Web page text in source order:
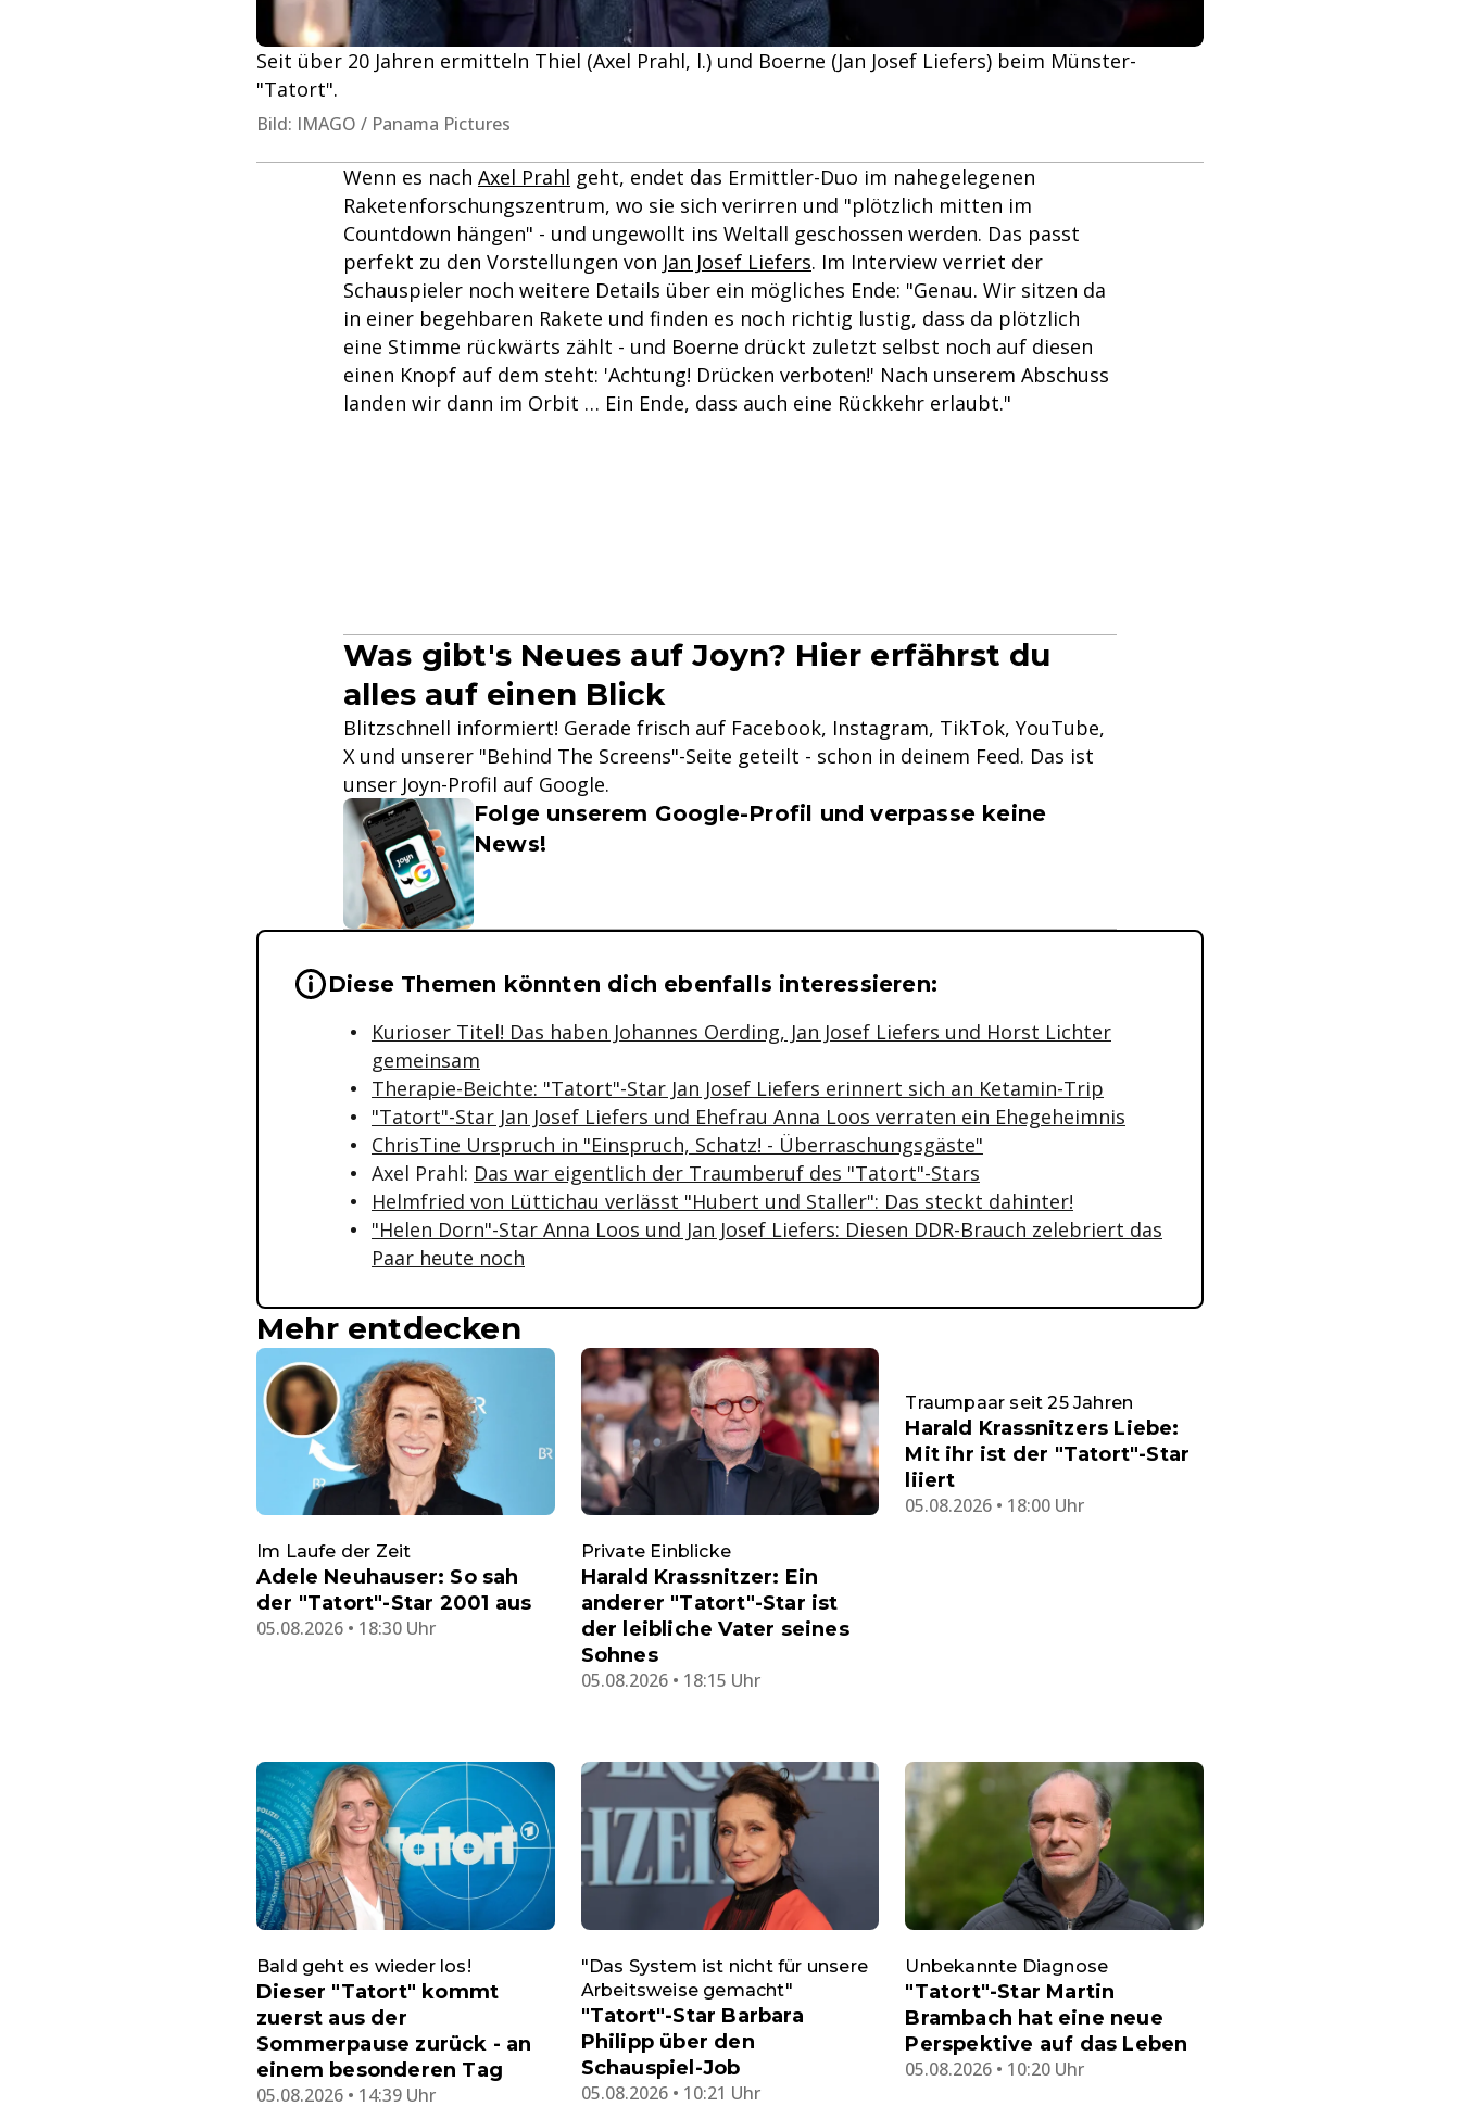
Seit über 20 Jahren ermitteln Thiel (Axel Prahl, l.) und Boerne (Jan Josef Liefers) beim Münster-
"Tatort".
Bild: IMAGO / Panama Pictures
Wenn es nach Axel Prahl geht, endet das Ermittler-Duo im nahegelegenen
Raketenforschungszentrum, wo sie sich verirren und "plötzlich mitten im
Countdown hängen" - und ungewollt ins Weltall geschossen werden. Das passt
perfekt zu den Vorstellungen von Jan Josef Liefers. Im Interview verriet der
Schauspieler noch weitere Details über ein mögliches Ende: "Genau. Wir sitzen da
in einer begehbaren Rakete und finden es noch richtig lustig, dass da plötzlich
eine Stimme rückwärts zählt - und Boerne drückt zuletzt selbst noch auf diesen
einen Knopf auf dem steht: 'Achtung! Drücken verboten!' Nach unserem Abschuss
landen wir dann im Orbit … Ein Ende, dass auch eine Rückkehr erlaubt."
Was gibt's Neues auf Joyn? Hier erfährst du
alles auf einen Blick
Blitzschnell informiert! Gerade frisch auf Facebook, Instagram, TikTok, YouTube,
X und unserer "Behind The Screens"-Seite geteilt - schon in deinem Feed. Das ist
unser Joyn-Profil auf Google.
Folge unserem Google-Profil und verpasse keine
News!
Wichtige Hinweise & Informationen zum Inhalt
Diese Themen könnten dich ebenfalls interessieren:
Kurioser Titel! Das haben Johannes Oerding, Jan Josef Liefers und Horst Lichter
gemeinsam
Therapie-Beichte: "Tatort"-Star Jan Josef Liefers erinnert sich an Ketamin-Trip
"Tatort"-Star Jan Josef Liefers und Ehefrau Anna Loos verraten ein Ehegeheimnis
ChrisTine Urspruch in "Einspruch, Schatz! - Überraschungsgäste"
Axel Prahl: Das war eigentlich der Traumberuf des "Tatort"-Stars
Helmfried von Lüttichau verlässt "Hubert und Staller": Das steckt dahinter!
"Helen Dorn"-Star Anna Loos und Jan Josef Liefers: Diesen DDR-Brauch zelebriert das
Paar heute noch
Mehr entdecken
Im Laufe der Zeit
Adele Neuhauser: So sah
der "Tatort"-Star 2001 aus
05.08.2026 • 18:30 Uhr
Private Einblicke
Harald Krassnitzer: Ein
anderer "Tatort"-Star ist
der leibliche Vater seines
Sohnes
05.08.2026 • 18:15 Uhr
Traumpaar seit 25 Jahren
Harald Krassnitzers Liebe:
Mit ihr ist der "Tatort"-Star
liiert
05.08.2026 • 18:00 Uhr
Bald geht es wieder los!
Dieser "Tatort" kommt
zuerst aus der
Sommerpause zurück - an
einem besonderen Tag
05.08.2026 • 14:39 Uhr
"Das System ist nicht für unsere
Arbeitsweise gemacht"
"Tatort"-Star Barbara
Philipp über den
Schauspiel-Job
05.08.2026 • 10:21 Uhr
Unbekannte Diagnose
"Tatort"-Star Martin
Brambach hat eine neue
Perspektive auf das Leben
05.08.2026 • 10:20 Uhr